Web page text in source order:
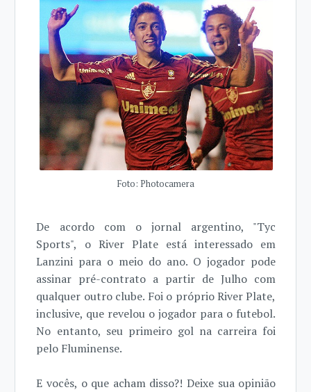
Foto: Photocamera
De acordo com o jornal argentino, "Tyc
Sports", o River Plate está interessado em
Lanzini para o meio do ano. O jogador pode
assinar pré-contrato a partir de Julho com
qualquer outro clube. Foi o próprio River Plate,
inclusive, que revelou o jogador para o futebol.
No entanto, seu primeiro gol na carreira foi
pelo Fluminense.
E vocês, o que acham disso?! Deixe sua opinião